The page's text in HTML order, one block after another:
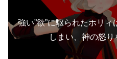
強い”欲”に駆られたホリ
しまい、神の怒り